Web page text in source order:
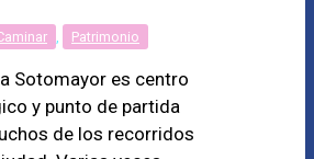
Patrimonio
Sotomayor es centro
y punto de partida
de los recorridos